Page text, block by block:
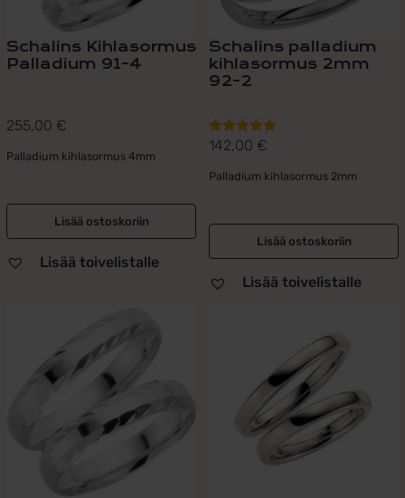
Schalins Kihlasormus
Palladium 91-4
255,00 €
Palladium kihlasormus 4mm
Lisää ostoskoriin
Lisää toivelistalle
Schalins palladium
kihlasormus 2mm
92-2
Arvostelu
5.00/ 5
142,00 €
Palladium kihlasormus 2mm
Lisää ostoskoriin
Lisää toivelistalle